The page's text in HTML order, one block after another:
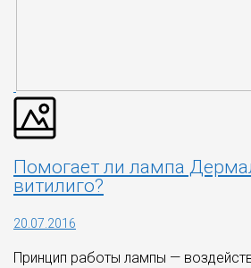
Помогает ли лампа
витилиго?
20.07.2016
Принцип работы лампы —